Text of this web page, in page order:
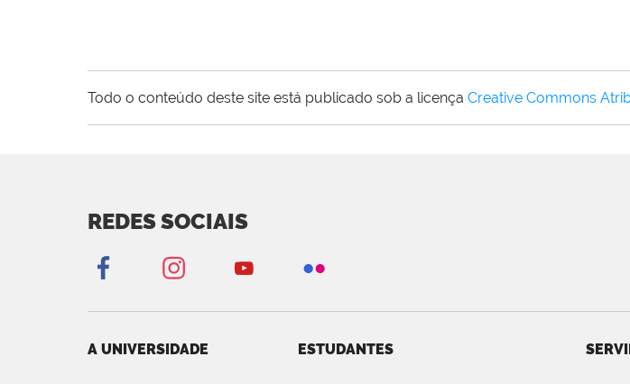
Todo o conteúdo deste site está publicado sob a licença Creative Commons
REDES SOCIAIS
A UNIVERSIDADE ESTUDANTES